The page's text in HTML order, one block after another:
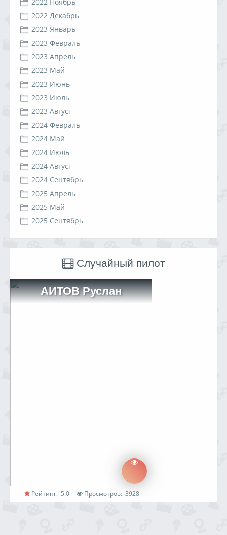
2022 Декабрь
2023 Январь
2023 Февраль
2023 Апрель
2023 Май
2023 Июнь
2023 Июль
2023 Август
2024 Февраль
2024 Май
2024 Июль
2024 Август
2024 Сентябрь
2025 Апрель
2025 Май
2025 Сентябрь
Случайный пилот
АИТОВ Руслан
Рейтинг: 5.0 Просмотров: 3928